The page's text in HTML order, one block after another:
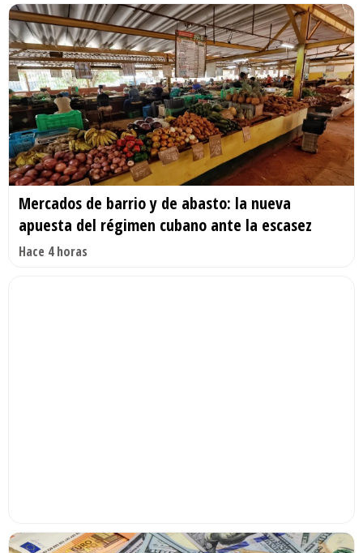
Mercados de barrio y de abasto: la nueva
apuesta del régimen cubano ante la escasez
Hace 4 horas